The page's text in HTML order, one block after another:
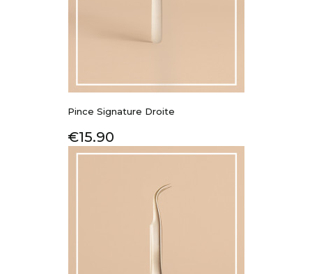
Pince Signature Droite
Price
€15.90